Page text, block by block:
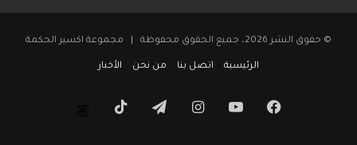
© حقوق النشر 2026، جميع الحقوق محفوظة | مجموعة اكسير الحكمة
الرئيسية اتصل بنا من نحن الأخبار
فيسبوكيوتيوب انستقرامتيلقرام